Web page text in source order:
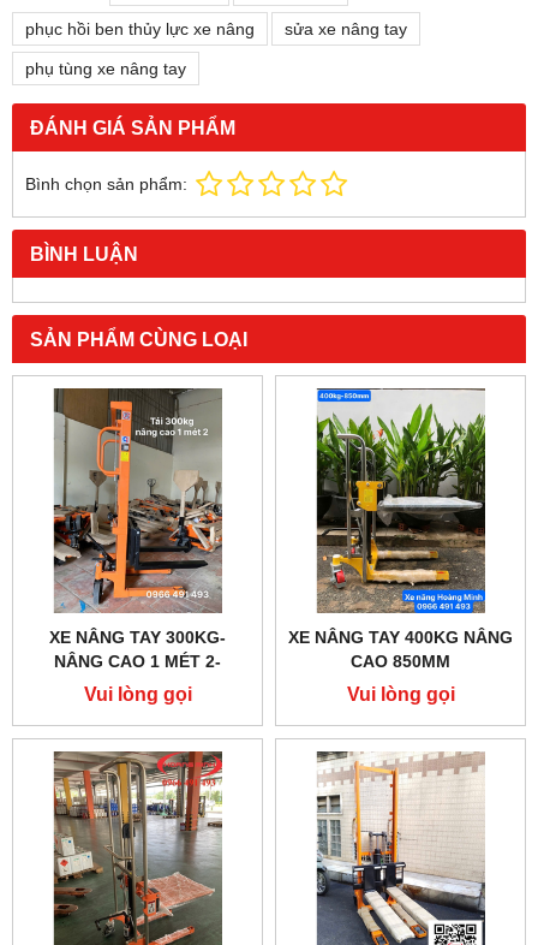
phục hồi ben thủy lực xe nâng sửa xe nâng tay
phụ tùng xe nâng tay
ĐÁNH GIÁ SẢN PHẨM
Bình chọn sản phẩm:
BÌNH LUẬN
SẢN PHẨM CÙNG LOẠI
XE NÂNG TAY 300KG-
NÂNG CAO 1 MÉT 2-
HOÀNG MINH
Vui lòng gọi
XE NÂNG TAY 400KG NÂNG
CAO 850MM
Vui lòng gọi